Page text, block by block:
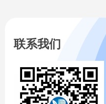
联系我们